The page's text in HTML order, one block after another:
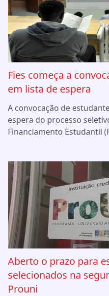
Fies começa a
em lista de espera
A convocação de
espera do processo
Financiamento Estudantil
Aberto o prazo para
selecionados na
Prouni